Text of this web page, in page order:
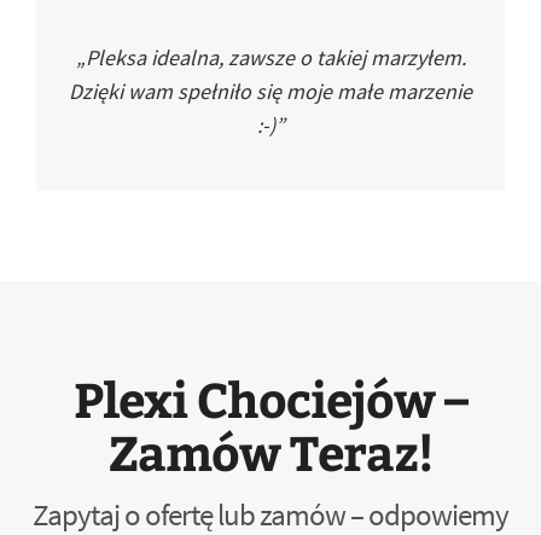
„Pleksa idealna, zawsze o takiej marzyłem.
Dzięki wam spełniło się moje małe marzenie
:-)”
Plexi Chociejów –
Zamów Teraz!
Zapytaj o ofertę lub zamów – odpowiemy